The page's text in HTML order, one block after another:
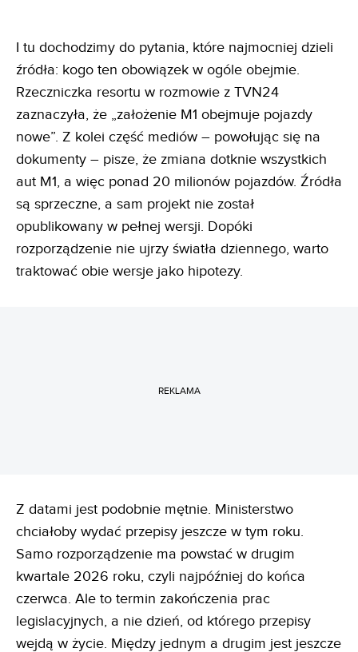
I tu dochodzimy do pytania, które najmocniej dzieli
źródła: kogo ten obowiązek w ogóle obejmie.
Rzeczniczka resortu w rozmowie z TVN24
zaznaczyła, że „założenie M1 obejmuje pojazdy
nowe”. Z kolei część mediów – powołując się na
dokumenty – pisze, że zmiana dotknie wszystkich
aut M1, a więc ponad 20 milionów pojazdów. Źródła
są sprzeczne, a sam projekt nie został
opublikowany w pełnej wersji. Dopóki
rozporządzenie nie ujrzy światła dziennego, warto
traktować obie wersje jako hipotezy.
REKLAMA
Z datami jest podobnie mętnie. Ministerstwo
chciałoby wydać przepisy jeszcze w tym roku.
Samo rozporządzenie ma powstać w drugim
kwartale 2026 roku, czyli najpóźniej do końca
czerwca. Ale to termin zakończenia prac
legislacyjnych, a nie dzień, od którego przepisy
wejdą w życie. Między jednym a drugim jest jeszcze